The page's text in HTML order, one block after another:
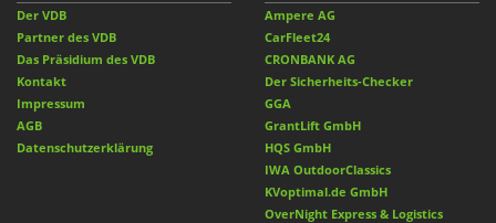
Der VDB
Partner des VDB
Das Präsidium des VDB
Kontakt
Impressum
AGB
Datenschutzerklärung
Ampere AG
CarFleet24
CRONBANK AG
Der Sicherheits-Checker
GGA
GrantLift GmbH
HQS GmbH
IWA OutdoorClassics
KVoptimal.de GmbH
OverNight Express & Logistics